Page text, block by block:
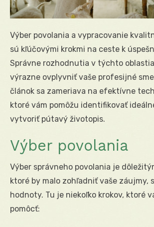
Výber povolania a vypracovanie
sú kľúčovými krokmi na ceste k
Správne rozhodnutia v týchto
výrazne ovplyvniť vaše profesijné
článok sa zameriava na efektívne
ktoré vám pomôžu identifikovať
vytvoriť pútavý životopis.
Výber povolania
Výber správneho povolania je
ktoré by malo zohľadniť vaše záujmy,
hodnoty. Tu je niekoľko krokov, ktoré
pomôcť: